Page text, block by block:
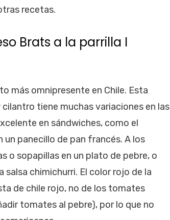
recetas.
Brats a la parrilla I
más omnipresente en Chile. Esta
tiene muchas variaciones en las
en sándwiches, como el
un panecillo de pan francés. A los
o sopapillas en un plato de pebre, o
salsa chimichurri. El color rojo de la
de chile rojo, no de los tomates
tomates al pebre), por lo que no